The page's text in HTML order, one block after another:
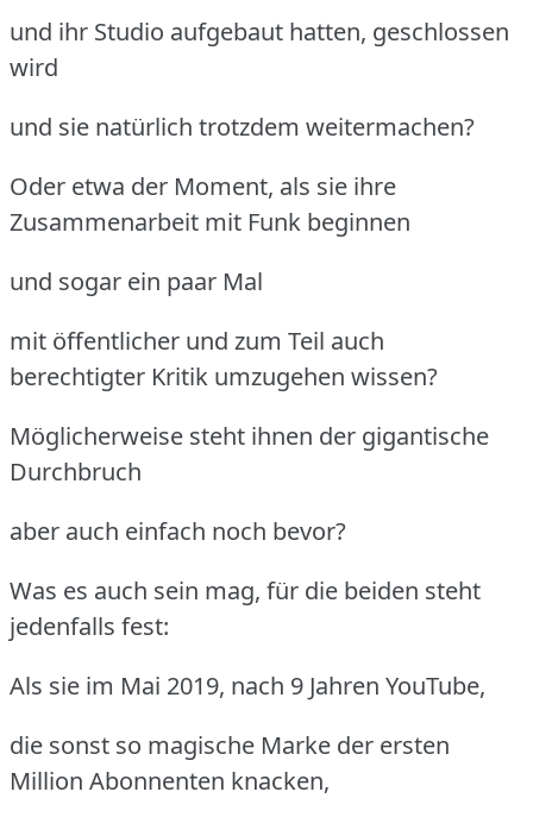
und ihr Studio aufgebaut hatten, geschlossen
wird
und sie natürlich trotzdem weitermachen?
Oder etwa der Moment, als sie ihre
Zusammenarbeit mit Funk beginnen
und sogar ein paar Mal
mit öffentlicher und zum Teil auch
berechtigter Kritik umzugehen wissen?
Möglicherweise steht ihnen der gigantische
Durchbruch
aber auch einfach noch bevor?
Was es auch sein mag, für die beiden steht
jedenfalls fest:
Als sie im Mai 2019, nach 9 Jahren YouTube,
die sonst so magische Marke der ersten
Million Abonnenten knacken,